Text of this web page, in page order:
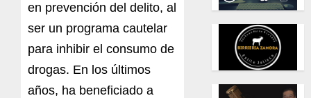
en prevención del delito, al
ser un programa cautelar
para inhibir el consumo de
drogas. En los últimos
años, ha beneficiado a